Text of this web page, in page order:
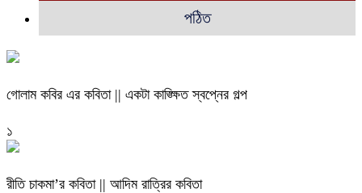
পঠিত
গোলাম কবির এর কবিতা || একটা কাঙ্ক্ষিত স্বপ্নের গল্প
১
রীতি চাকমা’র কবিতা || আদিম রাত্রির কবিতা